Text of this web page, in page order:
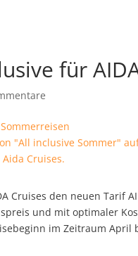
für
"All inclusive Sommer"
Cruises.
Cruises den neuen Tarif
und mit optimaler
im Zeitraum